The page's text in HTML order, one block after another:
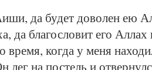
да будет доволен ею
да благословит его Аллах
время, когда у меня
лег на постель и